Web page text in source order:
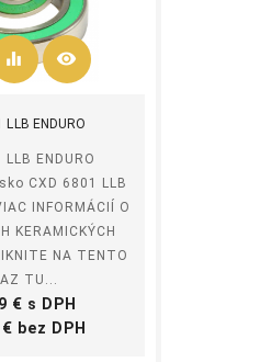
equalizer visibility
LLB ENDURO
ENDURO
CXD 6801 LLB
INFORMÁCIÍ O
KERAMICKÝCH
NA TENTO
TU...
€ s DPH
bez DPH